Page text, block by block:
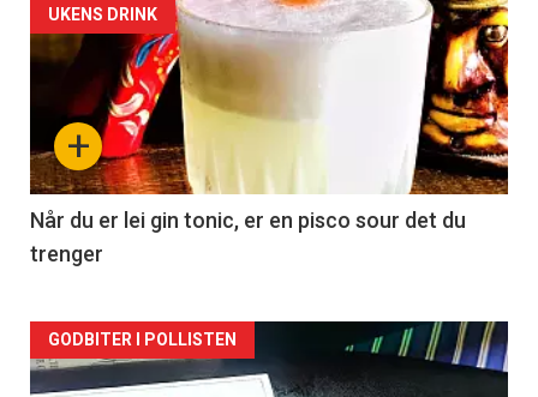
Forsiden
akkurat
nå
-
2
+
UKENS DRINK
Når du er lei gin tonic, er en pisco sour det du
trenger
Forsiden
GODBITER I POLLISTEN